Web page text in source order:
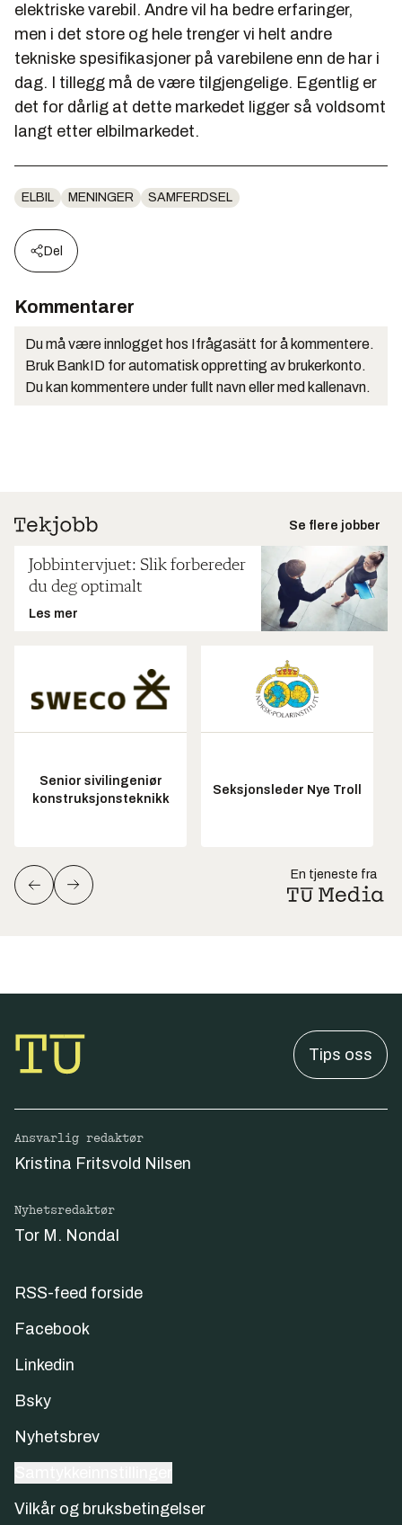
elektriske varebil. Andre vil ha bedre erfaringer,
men i det store og hele trenger vi helt andre
tekniske spesifikasjoner på varebilene enn de har i
dag. I tillegg må de være tilgjengelige. Egentlig er
det for dårlig at dette markedet ligger så voldsomt
langt etter elbilmarkedet.
ELBIL MENINGER SAMFERDSEL
Del
Kommentarer
Du må være innlogget hos Ifrågasätt for å kommentere.
Bruk BankID for automatisk oppretting av brukerkonto.
Du kan kommentere under fullt navn eller med kallenavn.
Se flere jobber
Jobbintervjuet: Slik forbereder
du deg optimalt
Les mer
Senior sivilingeniør
konstruksjonsteknikk
Seksjonsleder Nye Troll
En tjeneste fra
Tips oss
Ansvarlig redaktør
Kristina Fritsvold Nilsen
Nyhetsredaktør
Tor M. Nondal
RSS-feed forside
Facebook
Linkedin
Bsky
Nyhetsbrev
Vilkår og bruksbetingelser